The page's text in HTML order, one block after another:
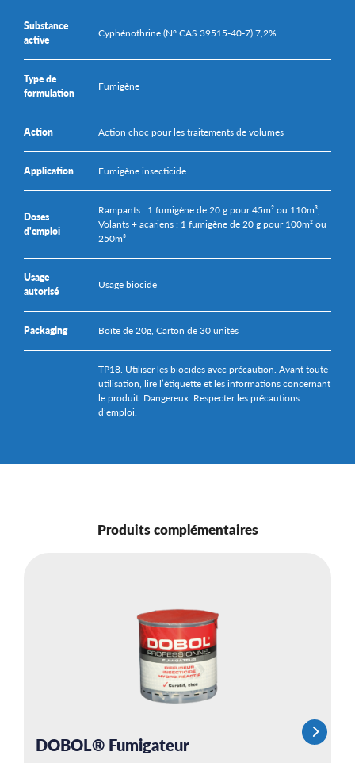
Substance
active
Cyphénothrine (N° CAS 39515-40-7) 7,2%
Type de
formulation
Fumigène
Action Action choc pour les traitements de volumes
Application Fumigène insecticide
Doses
d'emploi
Rampants : 1 fumigène de 20 g pour 45m² ou 110m³,
Volants + acariens : 1 fumigène de 20 g pour 100m² ou
250m³
Usage
autorisé
Usage biocide
Packaging Boîte de 20g, Carton de 30 unités
TP18. Utiliser les biocides avec précaution. Avant toute
utilisation, lire l’étiquette et les informations concernant
le produit. Dangereux. Respecter les précautions
d’emploi.
Produits complémentaires
DOBOL® Fumigateur